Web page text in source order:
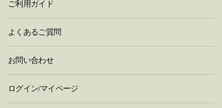
ご利用ガイド
よくあるご質問
お問い合わせ
ログイン/マイページ